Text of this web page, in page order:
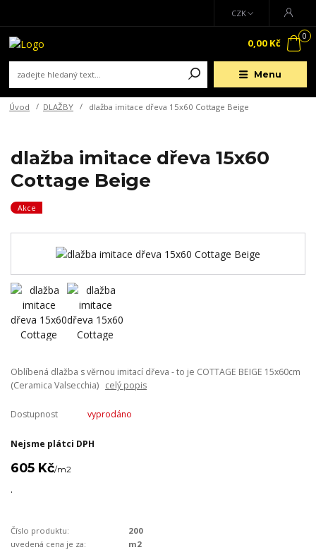
Menu
CZK
0
0,00 Kč
Úvod DLAŽBY dlažba imitace dřeva 15x60 Cottage Beige
dlažba imitace dřeva 15x60
Cottage Beige
Akce
Oblíbená dlažba s věrnou imitací dřeva - to je COTTAGE BEIGE 15x60cm
(Ceramica Valsecchia) celý popis
Dostupnost vyprodáno
Nejsme plátci DPH
605 Kč/m2
.
Číslo produktu:
200
uvedená cena je za:
m2